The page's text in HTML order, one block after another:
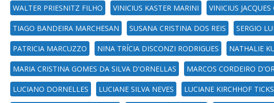
WALTER PRIESNITZ FILHO VINICIUS KASTER MARINI VINICIUS JACQUES
TIAGO BANDEIRA MARCHESAN SUSANA CRISTINA DOS REIS SERGIO
PATRICIA MARCUZZO NINA TRÍCIA DISCONZI RODRIGUES NATHALIE
MARIA CRISTINA GOMES DA SILVA D'ORNELLAS MARCOS CORDEIRO
LUCIANO DORNELLES LUCIANE SILVA NEVES LUCIANE KIRCHHOF TICKS